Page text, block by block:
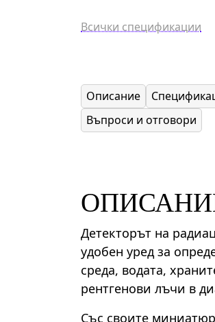
Всички спецификации
Описание
Въпроси и отговори
Детекторът на
удобен уред за
среда, водата,
рентгенови лъчи в
Със своите